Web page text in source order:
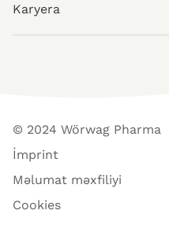
Karyera
© 2024 Wörwag Pharma
İmprint
Məlumat məxfiliyi
Cookies